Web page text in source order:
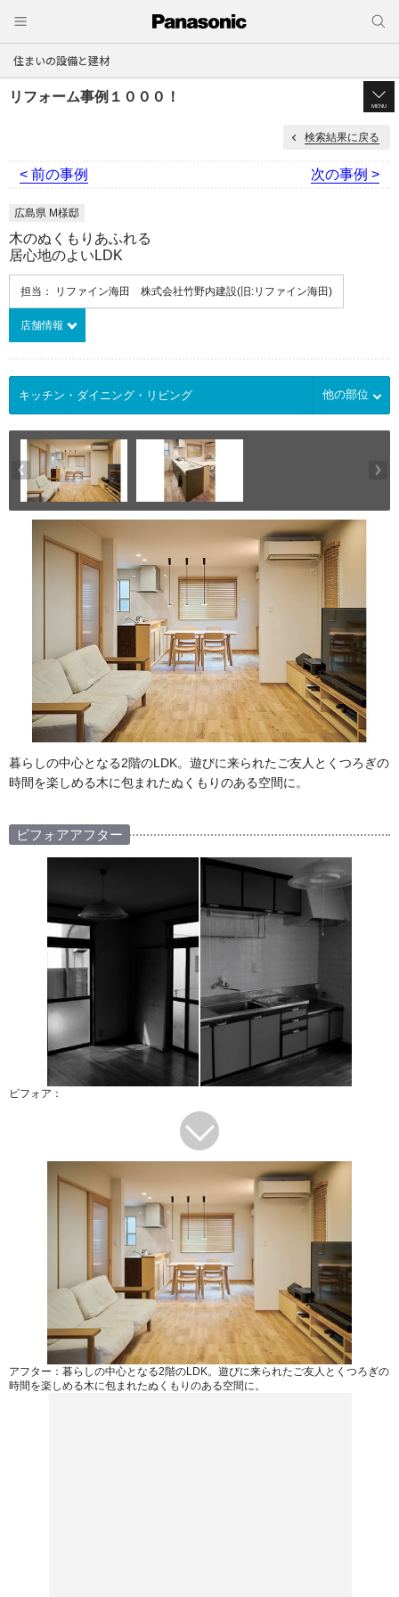
住まいの設備と建材
リフォーム事例１０００！
MENU
検索結果に戻る
< 前の事例 次の事例 >
広島県 M様邸
木のぬくもりあふれる
居心地のよいLDK
担当： リファイン海田 株式会社竹野内建設(旧:リファイン海田)
店舗情報
他の部位
暮らしの中心となる2階のLDK。遊びに来られたご友人とくつろぎの
時間を楽しめる木に包まれたぬくもりのある空間に。
ビフォアアフター
ビフォア：
アフター：暮らしの中心となる2階のLDK。遊びに来られたご友人とくつろぎの
時間を楽しめる木に包まれたぬくもりのある空間に。